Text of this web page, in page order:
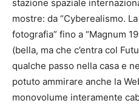
stazione spaziale
mostre: da “Cyberealismo.
fotografia” fino a “Magnum
(bella, ma che c’entra col
qualche passo nella casa e
potuto ammirare anche la
monovolume interamente